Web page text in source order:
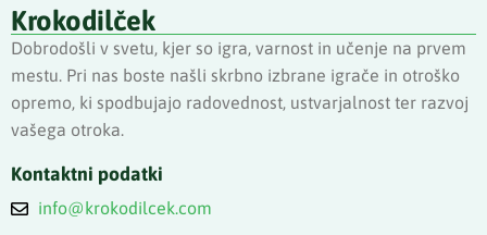
Krokodilček
Dobrodošli v svetu, kjer so igra, varnost in učenje na prvem
mestu. Pri nas boste našli skrbno izbrane igrače in otroško
opremo, ki spodbujajo radovednost, ustvarjalnost ter razvoj
vašega otroka.
Kontaktni podatki
info@krokodilcek.com